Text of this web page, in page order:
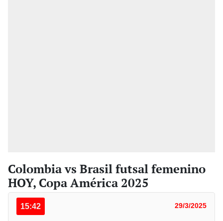
Colombia vs Brasil futsal femenino
HOY, Copa América 2025
15:42 29/3/2025